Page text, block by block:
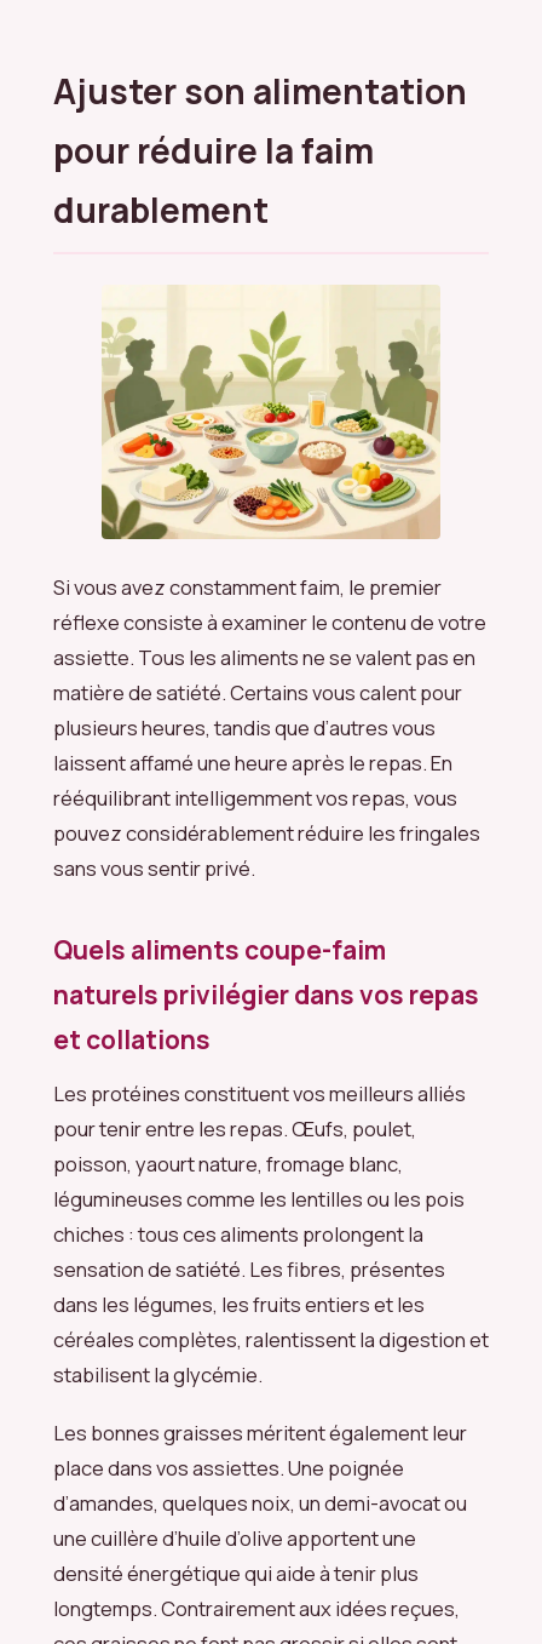
Ajuster son alimentation
pour réduire la faim
durablement
Si vous avez constamment faim, le premier
réflexe consiste à examiner le contenu de votre
assiette. Tous les aliments ne se valent pas en
matière de satiété. Certains vous calent pour
plusieurs heures, tandis que d’autres vous
laissent affamé une heure après le repas. En
rééquilibrant intelligemment vos repas, vous
pouvez considérablement réduire les fringales
sans vous sentir privé.
Quels aliments coupe-faim
naturels privilégier dans vos repas
et collations
Les protéines constituent vos meilleurs alliés
pour tenir entre les repas. Œufs, poulet,
poisson, yaourt nature, fromage blanc,
légumineuses comme les lentilles ou les pois
chiches : tous ces aliments prolongent la
sensation de satiété. Les fibres, présentes
dans les légumes, les fruits entiers et les
céréales complètes, ralentissent la digestion et
stabilisent la glycémie.
Les bonnes graisses méritent également leur
place dans vos assiettes. Une poignée
d’amandes, quelques noix, un demi-avocat ou
une cuillère d’huile d’olive apportent une
densité énergétique qui aide à tenir plus
longtemps. Contrairement aux idées reçues,